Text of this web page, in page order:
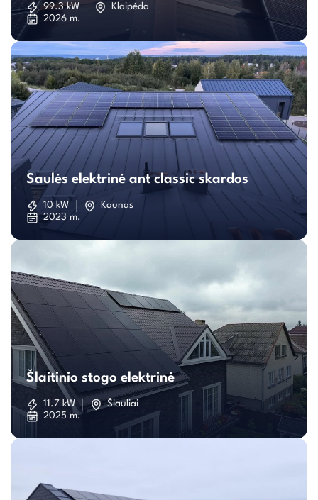
99.3 kW
Klaipėda
2026 m.
Saulės
elektrinė
Saulės elektrinė ant classic skardos
10 kW
Kaunas
2023 m.
Šlaitinio
stogo
elektrinė
Šlaitinio stogo elektrinė
11.7 kW
Šiauliai
2025 m.